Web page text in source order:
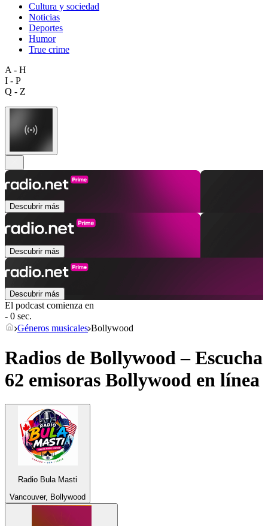
Cultura y sociedad
Noticias
Deportes
Humor
True crime
A - H
I - P
Q - Z
Descubrir más
Descubrir más
Descubrir más
El podcast comienza en
- 0 sec.
Géneros musicales Bollywood
Radios de Bollywood – Escucha
62 emisoras Bollywood en línea
Radio Bula Masti
Vancouver, Bollywood